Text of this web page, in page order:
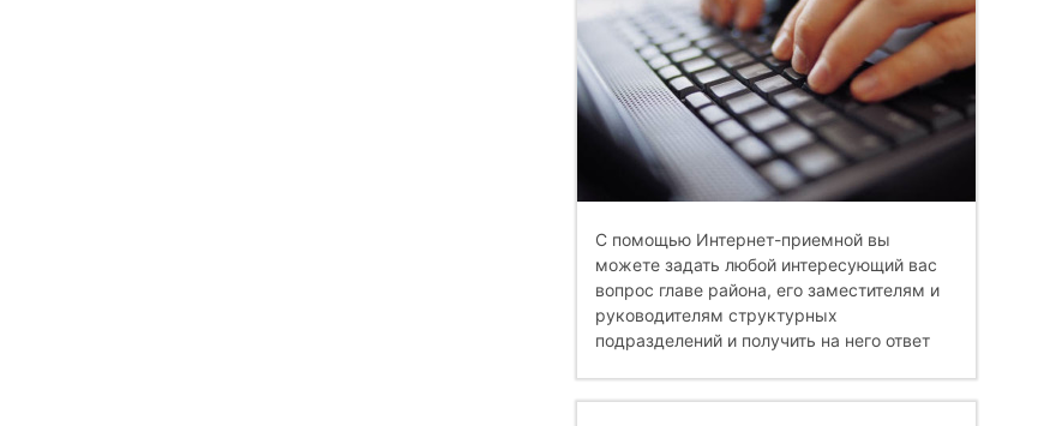
С помощью Интернет-приемной вы
можете задать любой интересующий вас
вопрос главе района, его заместителям и
руководителям структурных
подразделений и получить на него ответ